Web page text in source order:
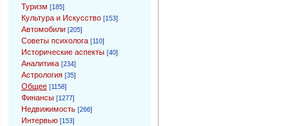
Туризм [185]
Культура и Искусство [153]
Автомобили [205]
Советы психолога [110]
Исторические аспекты [40]
Аналитика [234]
Астрология [35]
Общее [1158]
Финансы [1277]
Недвижимость [266]
Интервью [153]